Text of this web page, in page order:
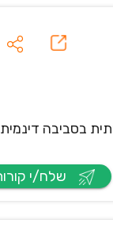
בסביבה דינמית